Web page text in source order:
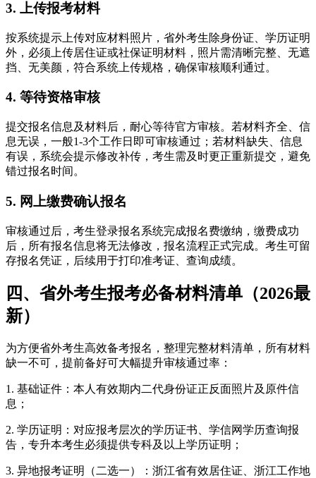
3. 上传报考材料
按系统提示上传对应材料照片，省外考生除身份证、学历证明
外，必须上传居住证或社保证明材料，照片需清晰完整、无遮
挡、无美颜，符合系统上传规格，确保审核顺利通过。
4. 等待资格审核
提交报名信息及材料后，耐心等待官方审核。若材料齐全、信
息无误，一般1-3个工作日即可审核通过；若材料缺失、信息
有误，系统会提示修改补传，考生需及时更正重新提交，避免
错过报名时间。
5. 网上缴费确认报名
审核通过后，考生登录报名系统完成报名费缴纳，缴费成功
后，所有报名信息将无法修改，报名流程正式完成。考生可留
存报名凭证，后续用于打印准考证、查询成绩。
四、省外考生报考必备材料清单（2026最
新）
为方便省外考生高效备考报名，整理完整材料清单，所有材料
缺一不可，提前备好可大幅提升审核通过率：
1. 基础证件：本人有效期内二代身份证正反面照片及原件信
息；
2. 学历证明：对应报考层次的学历证书、学信网学历查询报
告，专升本考生必须提供专科及以上学历证明；
3. 异地报考证明（二选一）：浙江省有效居住证、浙江工作地